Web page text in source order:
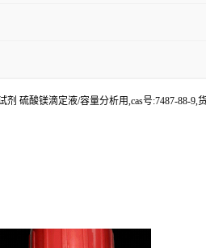
硫酸镁滴定液/容量分析用,cas号:7487-88-9,